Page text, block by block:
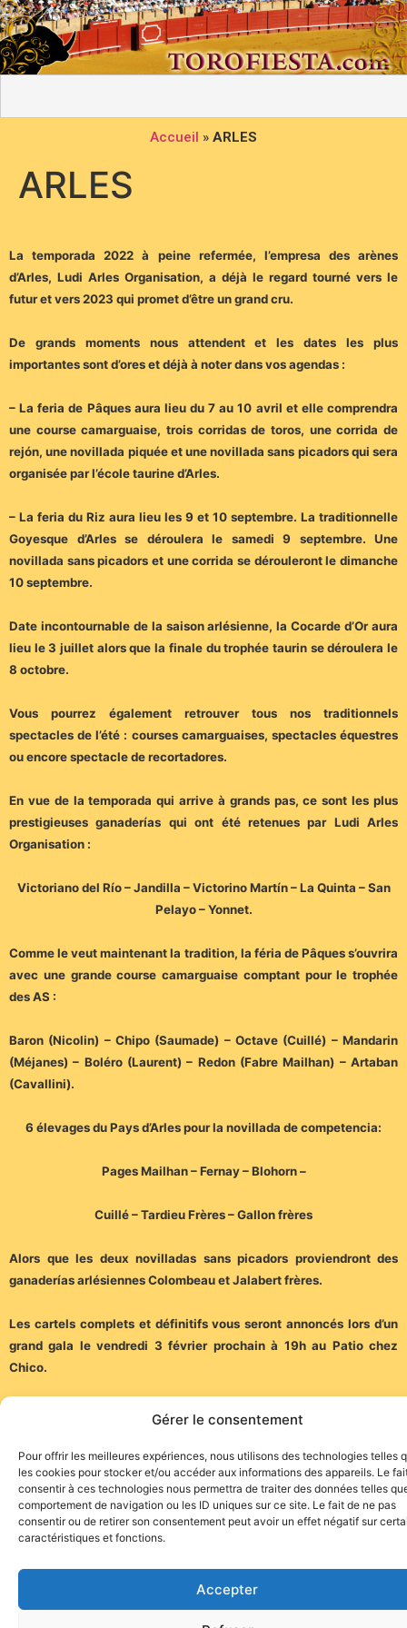
Gérer le consentement
Pour offrir les meilleures expériences, nous utilisons des technologies telles
les cookies pour stocker et/ou accéder aux informations des appareils. Le
consentir à ces technologies nous permettra de traiter des données telles
comportement de navigation ou les ID uniques sur ce site. Le fait de ne pas
consentir ou de retirer son consentement peut avoir un effet négatif sur
caractéristiques et fonctions.
Accepter
Accueil » ARLES
ARLES
La temporada 2022 à peine refermée, l’empresa des arènes
d’Arles, Ludi Arles Organisation, a déjà le regard tourné vers le
futur et vers 2023 qui promet d’être un grand cru.
De grands moments nous attendent et les dates les plus
importantes sont d’ores et déjà à noter dans vos agendas :
– La feria de Pâques aura lieu du 7 au 10 avril et elle comprendra
une course camarguaise, trois corridas de toros, une corrida de
rejón, une novillada piquée et une novillada sans picadors qui sera
organisée par l’école taurine d’Arles.
– La feria du Riz aura lieu les 9 et 10 septembre. La traditionnelle
Goyesque d’Arles se déroulera le samedi 9 septembre. Une
novillada sans picadors et une corrida se dérouleront le dimanche
10 septembre.
Date incontournable de la saison arlésienne, la Cocarde d’Or aura
lieu le 3 juillet alors que la finale du trophée taurin se déroulera le
8 octobre.
Vous pourrez également retrouver tous nos traditionnels
spectacles de l’été : courses camarguaises, spectacles équestres
ou encore spectacle de recortadores.
En vue de la temporada qui arrive à grands pas, ce sont les plus
prestigieuses ganaderías qui ont été retenues par Ludi Arles
Organisation :
Victoriano del Río – Jandilla – Victorino Martín –La Quinta – San
Pelayo – Yonnet.
Comme le veut maintenant la tradition, la féria de Pâques s’ouvrira
avec une grande course camarguaise comptant pour le trophée
des AS :
Baron (Nicolin) – Chipo (Saumade) – Octave (Cuillé) – Mandarin
(Méjanes) – Boléro (Laurent) – Redon (Fabre Mailhan) – Artaban
(Cavallini).
6 élevages du Pays d’Arles pour la novillada de competencia:
Pages Mailhan – Fernay – Blohorn –
Cuillé – Tardieu Frères – Gallon frères
Alors que les deux novilladas sans picadors proviendront des
ganaderías arlésiennes Colombeau et Jalabert frères.
Les cartels complets et définitifs vous seront annoncés lors d’un
grand gala le vendredi 3 février prochain à 19h au Patio chez
Chico.
(Communiqué de Ludi Arles Organisation)
Site de l'association TOROFIESTA